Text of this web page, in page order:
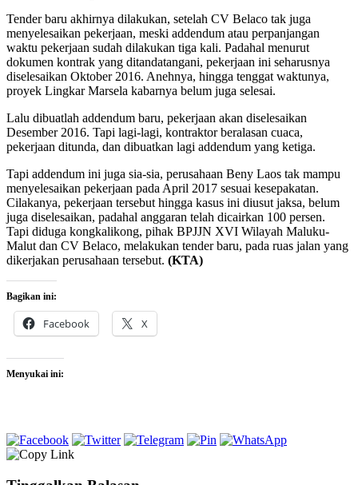
Tender baru akhirnya dilakukan, setelah CV Belaco tak juga
menyelesaikan pekerjaan, meski addendum atau perpanjangan
waktu pekerjaan sudah dilakukan tiga kali. Padahal menurut
dokumen kontrak yang ditandatangani, pekerjaan ini seharusnya
diselesaikan Oktober 2016. Anehnya, hingga tenggat waktunya,
proyek Lingkar Marsela kabarnya belum juga selesai.
Lalu dibuatlah addendum baru, pekerjaan akan diselesaikan
Desember 2016. Tapi lagi-lagi, kontraktor beralasan cuaca,
pekerjaan ditunda, dan dibuatkan lagi addendum yang ketiga.
Tapi addendum ini juga sia-sia, perusahaan Beny Laos tak mampu
menyelesaikan pekerjaan pada April 2017 sesuai kesepakatan.
Cilakanya, pekerjaan tersebut hingga kasus ini diusut jaksa, belum
juga diselesaikan, padahal anggaran telah dicairkan 100 persen.
Tapi diduga kongkalikong, pihak BPJJN XVI Wilayah Maluku-
Malut dan CV Belaco, melakukan tender baru, pada ruas jalan yang
dikerjakan perusahaan tersebut. (KTA)
Bagikan ini:
Facebook X
Menyukai ini: